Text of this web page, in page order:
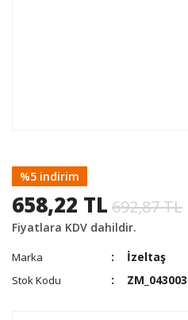
%5 indirim
658,22 TL 692,87 TL
Fiyatlara KDV dahildir.
Marka İzeltaş
Stok Kodu